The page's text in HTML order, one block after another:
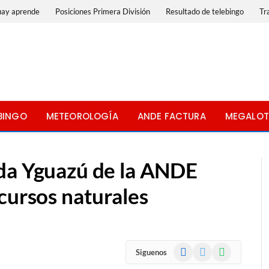
aprende Posiciones Primera División Resultado de telebingo
METEOROLOGÍA ANDE FACTURA
Yguazú de la ANDE
naturales
Siguenos Facebook WhatsApp